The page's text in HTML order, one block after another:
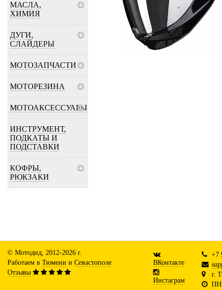
МАСЛА,
ХИМИЯ
ДУГИ,
СЛАЙДЕРЫ
МОТОЗАПЧАСТИ
МОТОРЕЗИНА
МОТОАКСЕССУАРЫ
ИНСТРУМЕНТ,
ПОДКАТЫ И
ПОДСТАВКИ
КОФРЫ,
РЮКЗАКИ
© Мотодид, 2012-2026 г.
Работаем в Тюмени и Севастополе
Отзывы
ВКонтакте
Инстаграм
+7
г.